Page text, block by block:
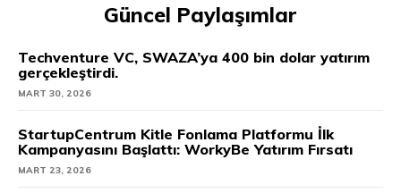
Güncel Paylaşımlar
Techventure VC, SWAZA’ya 400 bin dolar yatırım
gerçekleştirdi.
MART 30, 2026
StartupCentrum Kitle Fonlama Platformu İlk
Kampanyasını Başlattı: WorkyBe Yatırım Fırsatı
MART 23, 2026